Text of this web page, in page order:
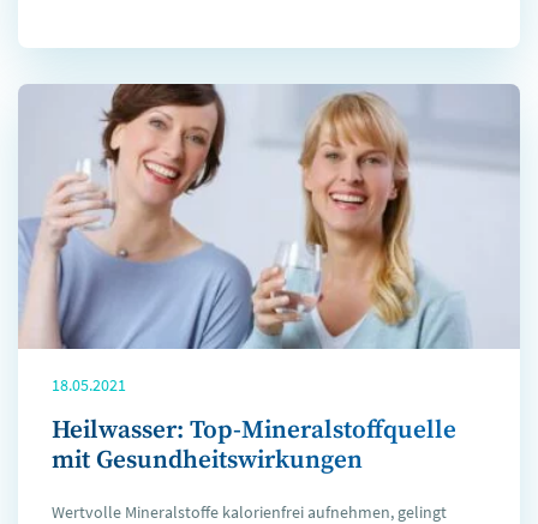
18.05.2021
Heilwasser: Top-Mineralstoffquelle
mit Gesundheitswirkungen
Wertvolle Mineralstoffe kalorienfrei aufnehmen, gelingt